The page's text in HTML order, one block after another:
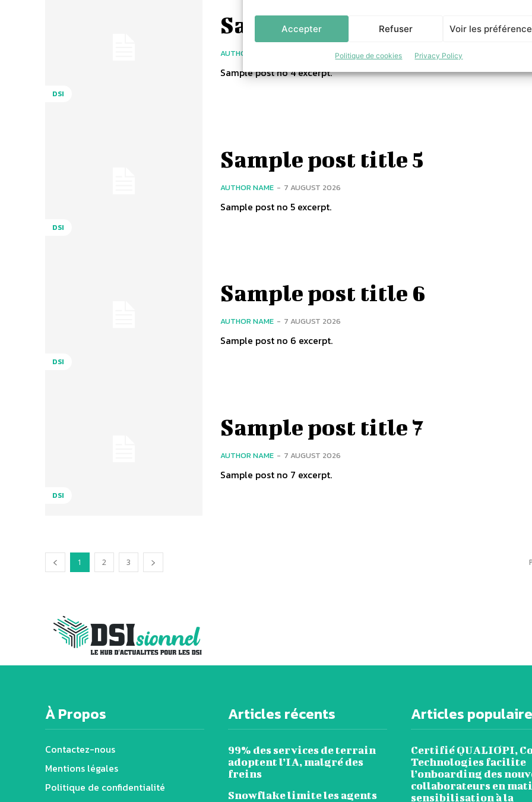
Accepter Refuser Voir les
Politique de cookies Privacy Policy
DSI
Sample post title 4
AUTHOR NAME 7 AUGUST 2026
Sample post no 4 excerpt.
DSI
Sample post title 5
AUTHOR NAME - 7 AUGUST 2026
Sample post no 5 excerpt.
DSI
Sample post title 6
AUTHOR NAME - 7 AUGUST 2026
Sample post no 6 excerpt.
DSI
Sample post title 7
AUTHOR NAME - 7 AUGUST 2026
Sample post no 7 excerpt.
1 2 3
À Propos
Contactez-nous
Mentions légales
Politique de confidentialité
Articles récents
99% des services de terrain
adoptent l’IA, malgré des
freins
Snowflake limite les agents
Articles
Certifié QUALIOPI,
Technologies facilite
l’onboarding des
collaborateurs en
sensibilisation à la